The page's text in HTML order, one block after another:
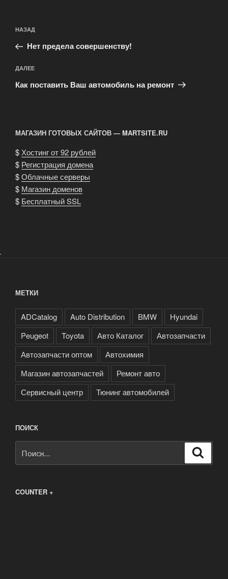
по
записям
Предыдущая
запись:
НАЗАД
Нет предела совершенству!
Следующая
запись
ДАЛЕЕ
Как поставить Ваш автомобиль на ремонт
МАГАЗИН ГОТОВЫХ САЙТОВ — MARTSITE.RU
$Хостинг от 92 рублей
$ Регистрация домена
$Облачные серверы
$ Магазин доменов
$ Бесплатный SSL
.
МЕТКИ
ADCatalog Auto Distribution BMW
Hyundai
Peugeot
Toyota Авто Каталог
Автозапчасти
Автозапчасти оптом
Автохимия
Магазин автозапчастей
Ремонт авто
Сервисный центр
Тюнинг автомобилей
ПОИСК
COUNTER +